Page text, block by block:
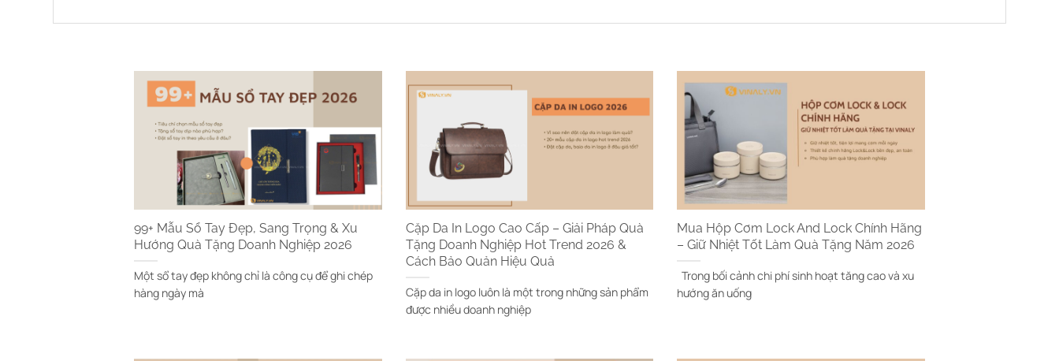
99+ Mẫu Sổ Tay Đẹp, Sang Trọng & Xu
Hướng Quà Tặng Doanh Nghiệp 2026
Một sổ tay đẹp không chỉ là công cụ để ghi chép
hàng ngày mà
Cặp Da In Logo Cao Cấp – Giải Pháp Quà
Tặng Doanh Nghiệp Hot Trend 2026 &
Cách Bảo Quản Hiệu Quả
Cặp da in logo luôn là một trong những sản phẩm
được nhiều doanh nghiệp
Mua Hộp Cơm Lock And Lock Chính Hãng
– Giữ Nhiệt Tốt Làm Quà Tặng Năm 2026
Trong bối cảnh chi phí sinh hoạt tăng cao và xu
hướng ăn uống